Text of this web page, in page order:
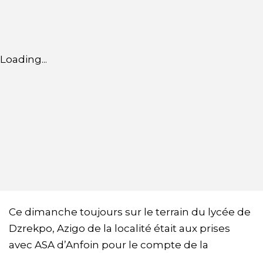
Loading...
Ce dimanche toujours sur le terrain du lycée de
Dzrekpo, Azigo de la localité était aux prises
avec ASA d’Anfoin pour le compte de la